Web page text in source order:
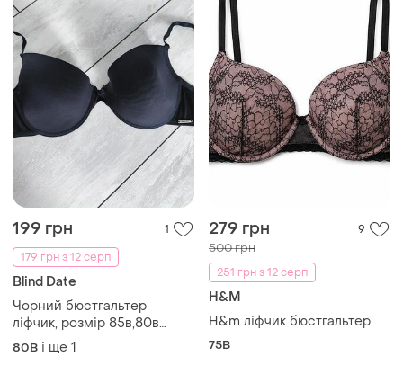
199 грн
1
179 грн з 12 серп
Blind Date
Чорний бюстгальтер
ліфчик, розмір 85в,80в
пушап
80B і ще 1
279 грн 9
500 грн
251 грн з 12 серп
H&M
H&m ліфчик бюстгальтер
75B